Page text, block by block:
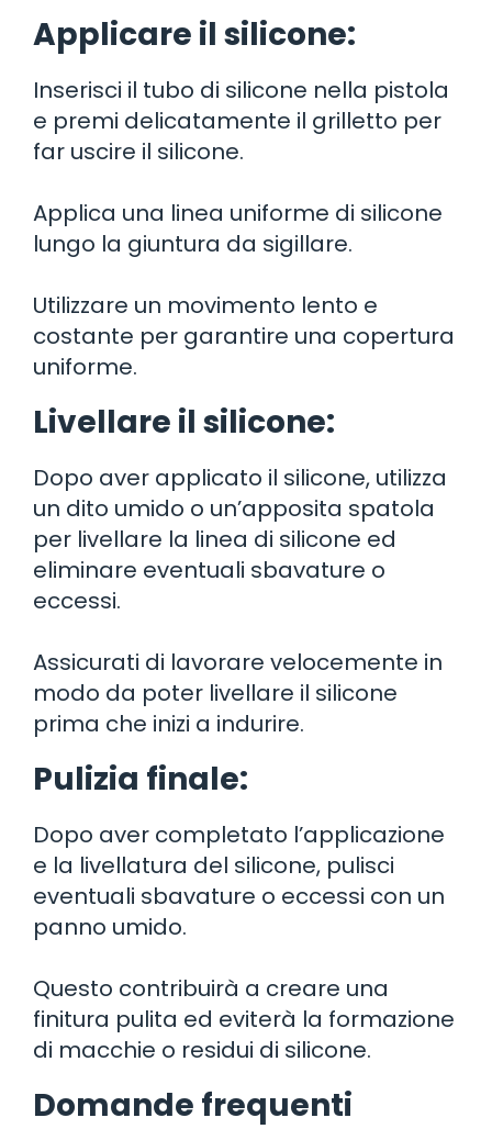
Applicare il silicone:
Inserisci il tubo di silicone nella pistola
e premi delicatamente il grilletto per
far uscire il silicone.
Applica una linea uniforme di silicone
lungo la giuntura da sigillare.
Utilizzare un movimento lento e
costante per garantire una copertura
uniforme.
Livellare il silicone:
Dopo aver applicato il silicone, utilizza
un dito umido o un’apposita spatola
per livellare la linea di silicone ed
eliminare eventuali sbavature o
eccessi.
Assicurati di lavorare velocemente in
modo da poter livellare il silicone
prima che inizi a indurire.
Pulizia finale:
Dopo aver completato l’applicazione
e la livellatura del silicone, pulisci
eventuali sbavature o eccessi con un
panno umido.
Questo contribuirà a creare una
finitura pulita ed eviterà la formazione
di macchie o residui di silicone.
Domande frequenti